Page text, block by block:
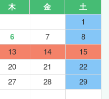
木 金 土
1
6 7
8
13 14
15
20 21
22
27 28
29